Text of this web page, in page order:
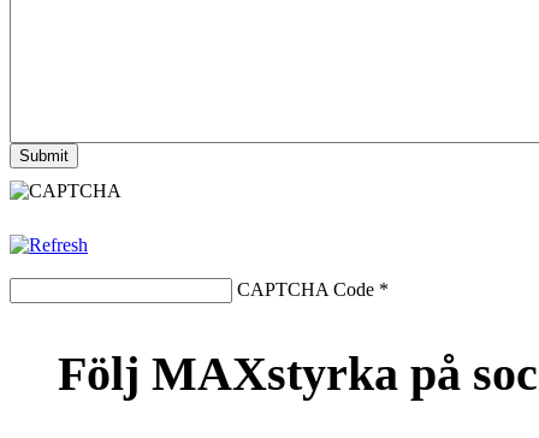
CAPTCHA Code *
Följ MAXstyrka på